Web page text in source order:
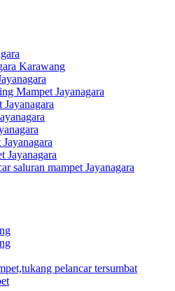
Karawang
Mampet Jayanagara
Jayanagara
saluran mampet Jayanagara
pelancar tersumbat